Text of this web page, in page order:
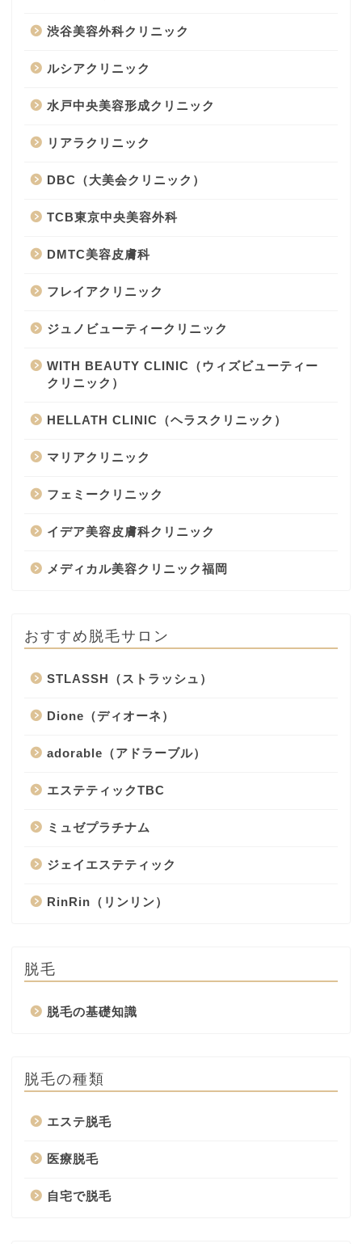
渋谷美容外科クリニック
ルシアクリニック
水戸中央美容形成クリニック
リアラクリニック
DBC（大美会クリニック）
TCB東京中央美容外科
DMTC美容皮膚科
フレイアクリニック
ジュノビューティークリニック
WITH BEAUTY CLINIC（ウィズビューティー
クリニック）
HELLATH CLINIC（ヘラスクリニック）
マリアクリニック
フェミークリニック
イデア美容皮膚科クリニック
メディカル美容クリニック福岡
おすすめ脱毛サロン
STLASSH（ストラッシュ）
Dione（ディオーネ）
adorable（アドラーブル）
エステティックTBC
ミュゼプラチナム
ジェイエステティック
RinRin（リンリン）
脱毛
脱毛の基礎知識
脱毛の種類
エステ脱毛
医療脱毛
自宅で脱毛